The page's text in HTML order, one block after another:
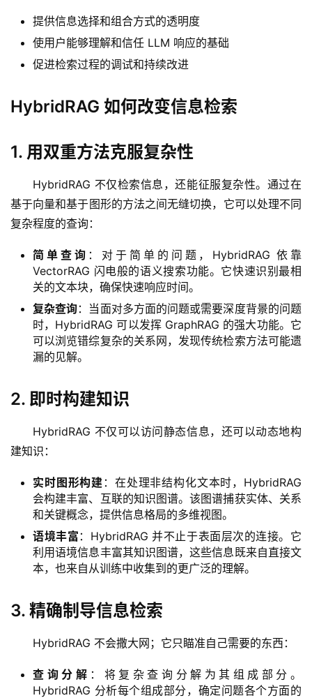
绘
绘
青
绘
梦
白
品
目
业
费
课
A
登录
提供信息选择和组合方式的透明度
使用户能够理解和信任 LLM 响应的基础
促进检索过程的调试和持续改进
HybridRAG 如何改变信息检索
1. 用双重方法克服复杂性
HybridRAG 不仅检索信息，还能征服复杂性。通过在
基于向量和基于图形的方法之间无缝切换，它可以处理不同
复杂程度的查询：
简单查询 ：对于简单的问题，HybridRAG 依靠
VectorRAG 闪电般的语义搜索功能。它快速识别最相
关的文本块，确保快速响应时间。
复杂查询：当面对多方面的问题或需要深度背景的问题
时，HybridRAG 可以发挥 GraphRAG 的强大功能。它
可以浏览错综复杂的关系网，发现传统检索方法可能遗
漏的见解。
2. 即时构建知识
HybridRAG 不仅可以访问静态信息，还可以动态地构
建知识：
实时图形构建 ：在处理非结构化文本时，HybridRAG
会构建丰富、互联的知识图谱。该图谱捕获实体、关系
和关键概念，提供信息格局的多维视图。
语境丰富 ：HybridRAG 并不止于表面层次的连接。它
利用语境信息丰富其知识图谱，这些信息既来自直接文
本，也来自从训练中收集到的更广泛的理解。
3. 精确制导信息检索
HybridRAG 不会撒大网；它只瞄准自己需要的东西：
查询分解 ：将复杂查询分解为其组成部分。
HybridRAG 分析每个组成部分，确定问题各个方面的